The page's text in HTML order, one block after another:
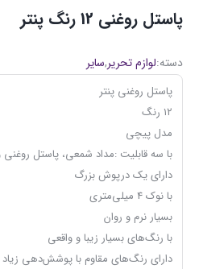
پاستل روغنی 12 رنگ پنتر
دسته:لوازم تحریر,سایر
پاستل روغنی پنتر
۱۲ رنگ
مدل پیچی
با سه قابلیت :مداد شمعی، پاستل روغنی
دارای یک درپوش بزرگ
با نوک 4 میلی‌متری
بسیار نرم و روان
با رنگ‌های بسیار زیبا و واقعی
دارای رنگ‌های مقاوم با پوشش‌دهی زیاد